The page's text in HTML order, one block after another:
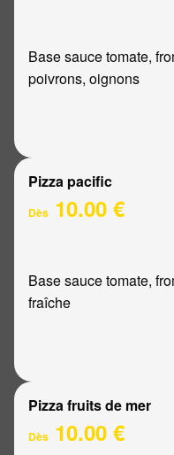
Base sauce tomate,
poivrons, oignons
Pizza pacific
Dès 10.00 €
Base sauce tomate,
fraîche
Pizza fruits de mer
Dès 10.00 €